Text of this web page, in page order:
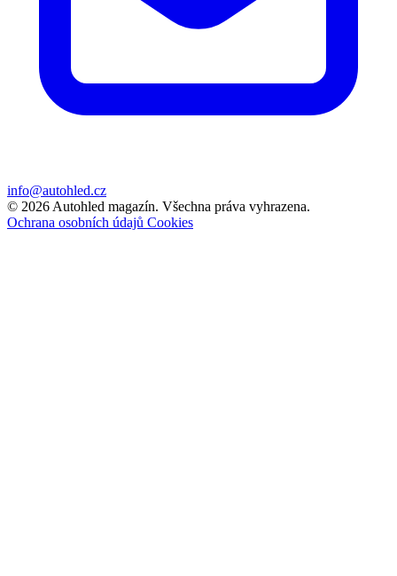
info@autohled.cz
© 2026 Autohled magazín. Všechna práva vyhrazena.
Ochrana osobních údajů Cookies